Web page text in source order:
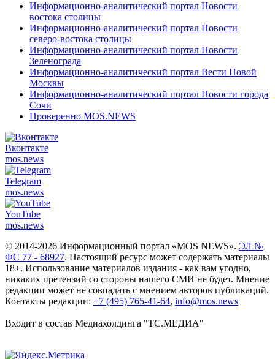
Информационно-аналитический портал Новости
востока столицы
Информационно-аналитический портал Новости
северо-востока столицы
Информационно-аналитический портал Новости
Зеленограда
Информационно-аналитический портал Вести Новой
Москвы
Информационно-аналитический портал Новости города
Сочи
Проверенно MOS.NEWS
Вконтакте
mos.news
Telegram
mos.news
YouTube
mos.news
© 2014-2026 Информационный портал «MOS NEWS». ЭЛ №
ФС 77 - 68927. Настоящий ресурс может содержать материалы
18+. Использование материалов издания - как вам угодно,
никаких претензий со стороны нашего СМИ не будет. Мнение
редакции может не совпадать с мнением авторов публикаций.
Контакты редакции: +7 (495) 765-41-64, info@mos.news
Входит в состав Медиахолдинга "ТС.МЕДИА"